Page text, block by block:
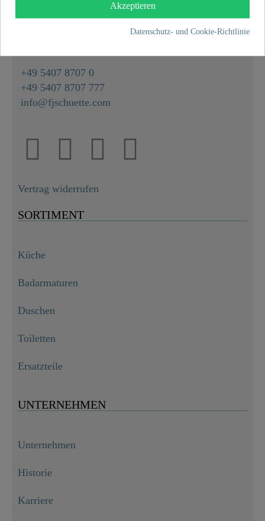
Franz Joseph Schütte GmbH
+49 5407 8707 0
+49 5407 8707 777
info@fjschuette.com
Vertrag widerrufen
SORTIMENT
Küche
Badarmaturen
Duschen
Toiletten
Ersatzteile
UNTERNEHMEN
Unternehmen
Historie
Karriere
Akzeptieren
Datenschutz- und Cookie-Richtlinie